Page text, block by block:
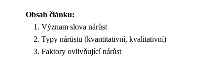
Obsah článku:
Význam slova nárůst
Typy nárůstu (kvantitativní, kvalitativní)
Faktory ovlivňující nárůst